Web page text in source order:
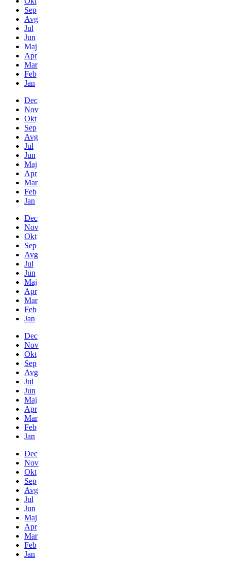
Sep
Avg
Jul
Jun
Maj
Apr
Mar
Feb
Jan
Dec
Nov
Okt
Sep
Avg
Jul
Jun
Maj
Apr
Mar
Feb
Jan
Dec
Nov
Okt
Sep
Avg
Jul
Jun
Maj
Apr
Mar
Feb
Jan
Dec
Nov
Okt
Sep
Avg
Jul
Jun
Maj
Apr
Mar
Feb
Jan
Dec
Nov
Okt
Sep
Avg
Jul
Jun
Maj
Apr
Mar
Feb
Jan